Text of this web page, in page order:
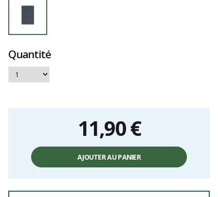
Quantité
11,90 €
unitaire,
AJOUTER AU PANIER